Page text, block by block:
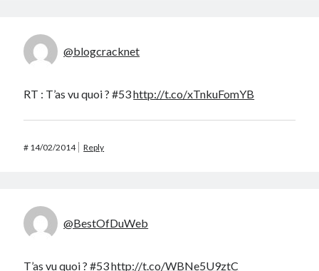
@blogcracknet
RT : T’as vu quoi ? #53http://t.co/xTnkuFomYB
# 14/02/2014 Reply
@BestOfDuWeb
T’as vu quoi ? #53http://t.co/WBNe5U9ztC